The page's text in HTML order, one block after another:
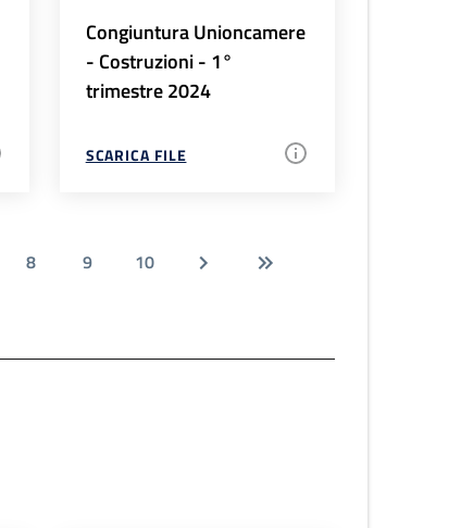
Congiuntura Unioncamere
- Costruzioni - 1°
trimestre 2024
SCARICA FILE
8 9 10